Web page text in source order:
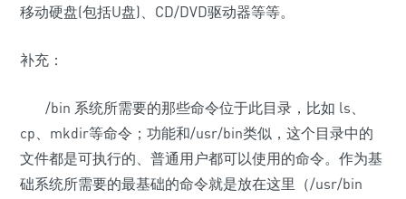
移动硬盘(包括U盘)、CD/DVD驱动器等等。
补充：
/bin 系统所需要的那些命令位于此目录，比如 ls、
cp、mkdir等命令；功能和/usr/bin类似，这个目录中的
文件都是可执行的、普通用户都可以使用的命令。作为基
础系统所需要的最基础的命令就是放在这里（/usr/bin